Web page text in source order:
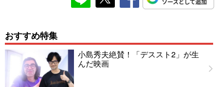
おすすめ特集
小島秀夫絶賛！「デススト2」が生
んだ映画